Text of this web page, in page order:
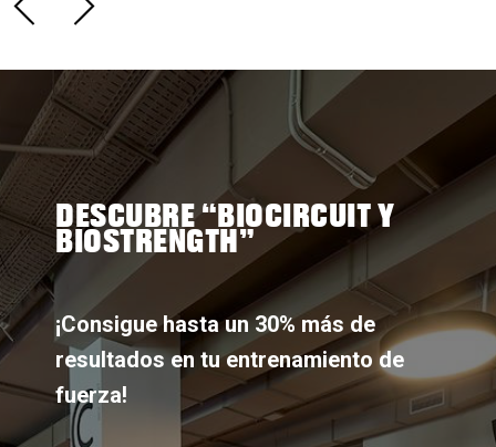
DESCUBRE “BIOCIRCUIT Y
BIOSTRENGTH”
¡Consigue hasta un 30% más de
resultados en tu entrenamiento de
fuerza!